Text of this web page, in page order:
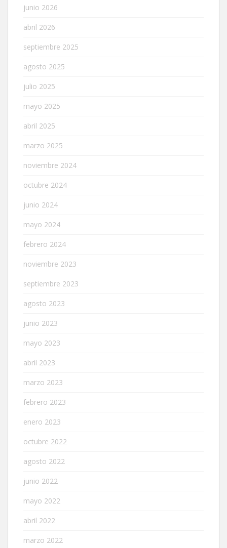
junio 2026
abril 2026
septiembre 2025
agosto 2025
julio 2025
mayo 2025
abril 2025
marzo 2025
noviembre 2024
octubre 2024
junio 2024
mayo 2024
febrero 2024
noviembre 2023
septiembre 2023
agosto 2023
junio 2023
mayo 2023
abril 2023
marzo 2023
febrero 2023
enero 2023
octubre 2022
agosto 2022
junio 2022
mayo 2022
abril 2022
marzo 2022